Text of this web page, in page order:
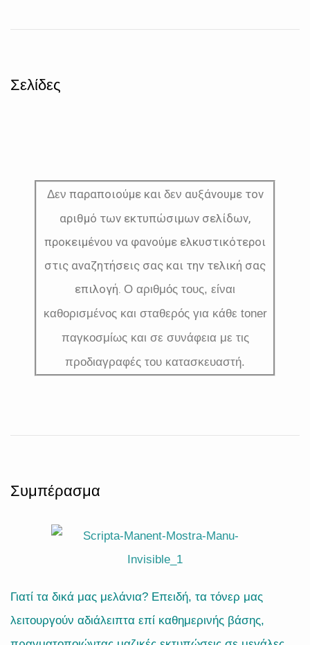
Σελίδες
Δεν παραποιούμε και δεν αυξάνουμε τον
αριθμό των εκτυπώσιμων σελίδων,
προκειμένου να φανούμε ελκυστικότεροι
στις αναζητήσεις σας και την τελική σας
επιλογή. Ο αριθμός τους, είναι
καθορισμένος και σταθερός για κάθε toner
παγκοσμίως και σε συνάφεια με τις
προδιαγραφές του κατασκευαστή.
Συμπέρασμα
Γιατί τα δικά μας μελάνια? Επειδή, τα τόνερ μας
λειτουργούν αδιάλειπτα επί καθημερινής βάσης,